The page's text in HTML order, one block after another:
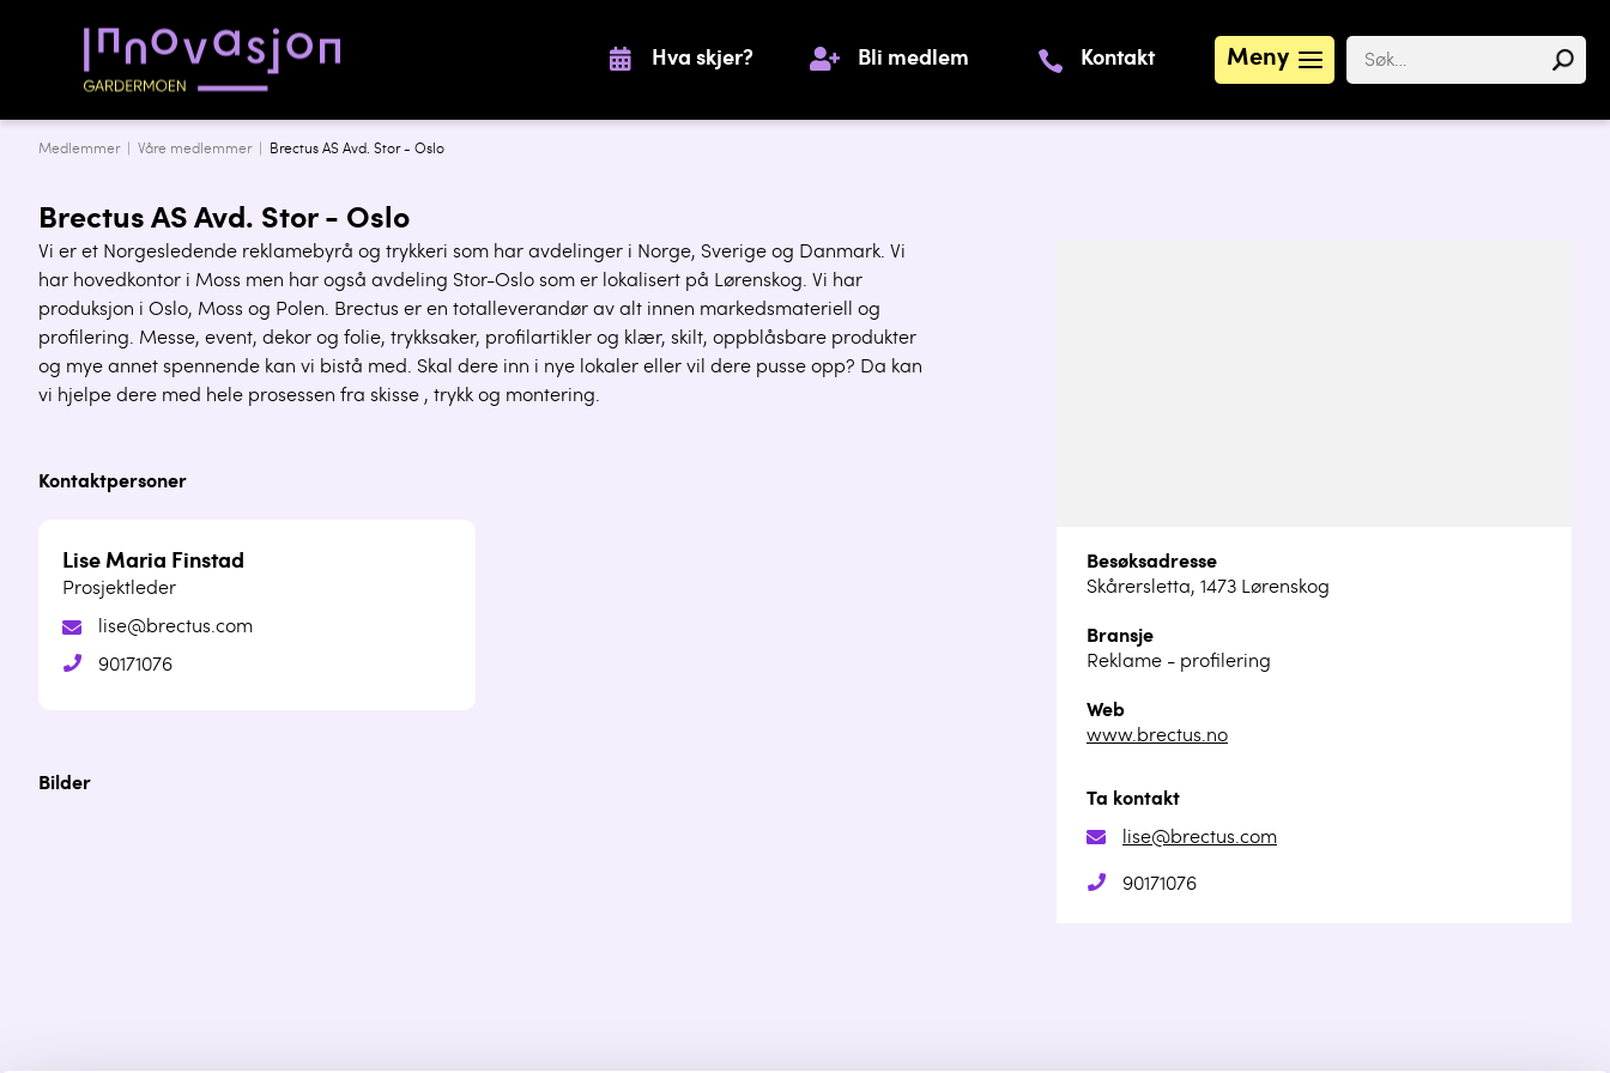
Meny
Hva skjer? Bli medlem Kontakt
Medlemmer | Våre medlemmer| Brectus AS Avd. Stor - Oslo
Brectus AS Avd. Stor - Oslo
Vi er et Norgesledende reklamebyrå og trykkeri som har avdelinger i Norge, Sverige og Danmark. Vi
har hovedkontor i Moss men har også avdeling Stor-Oslo som er lokalisert på Lørenskog. Vi har
produksjon i Oslo, Moss og Polen. Brectus er en totalleverandør av alt innen markedsmateriell og
profilering. Messe, event, dekor og folie, trykksaker, profilartikler og klær, skilt, oppblåsbare produkter
og mye annet spennende kan vi bistå med. Skal dere inn i nye lokaler eller vil dere pusse opp? Da kan
vi hjelpe dere med hele prosessen fra skisse , trykk og montering.
Kontaktpersoner
Lise Maria Finstad
Prosjektleder
lise@brectus.com
90171076
Bilder
Besøksadresse
Skårersletta, 1473 Lørenskog
Bransje
Reklame - profilering
Web
www.brectus.no
Ta kontakt
lise@brectus.com
90171076